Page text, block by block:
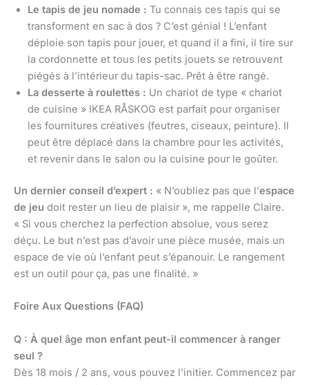
Le tapis de jeu nomade : Tu connais ces tapis qui se
transforment en sac à dos ? C’est génial ! L’enfant
déploie son tapis pour jouer, et quand il a fini, il tire sur
la cordonnette et tous les petits jouets se retrouvent
piégés à l’intérieur du tapis-sac. Prêt à être rangé.
La desserte à roulettes : Un chariot de type « chariot
de cuisine » IKEA RÅSKOG est parfait pour organiser
les fournitures créatives (feutres, ciseaux, peinture). Il
peut être déplacé dans la chambre pour les activités,
et revenir dans le salon ou la cuisine pour le goûter.
Un dernier conseil d’expert : « N’oubliez pas que l’espace
de jeu doit rester un lieu de plaisir », me rappelle Claire.
« Si vous cherchez la perfection absolue, vous serez
déçu. Le but n’est pas d’avoir une pièce musée, mais un
espace de vie où l’enfant peut s’épanouir. Le rangement
est un outil pour ça, pas une finalité. »
Foire Aux Questions (FAQ)
Q : À quel âge mon enfant peut-il commencer à ranger
seul ?
Dès 18 mois / 2 ans, vous pouvez l’initier. Commencez par